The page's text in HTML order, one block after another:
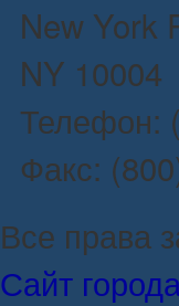
New York
NY 10004
Телефон:
Факс:
Все права
Сайт